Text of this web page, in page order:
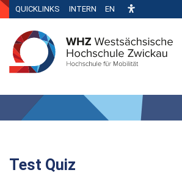
QUICKLINKS INTERN EN
Test Quiz